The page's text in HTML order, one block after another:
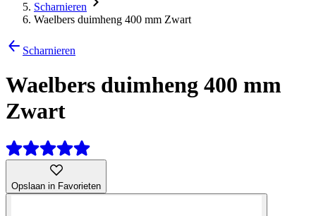
Scharnieren
Waelbers duimheng 400 mm Zwart
Scharnieren
Waelbers duimheng 400 mm
Zwart
Opslaan in Favorieten